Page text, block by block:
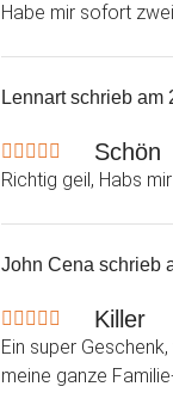
Habe mir sofort
Lennartschrieb am
Schön
Richtig geil, Habs
John Cena schrieb
Killer
Ein super
meine ganze